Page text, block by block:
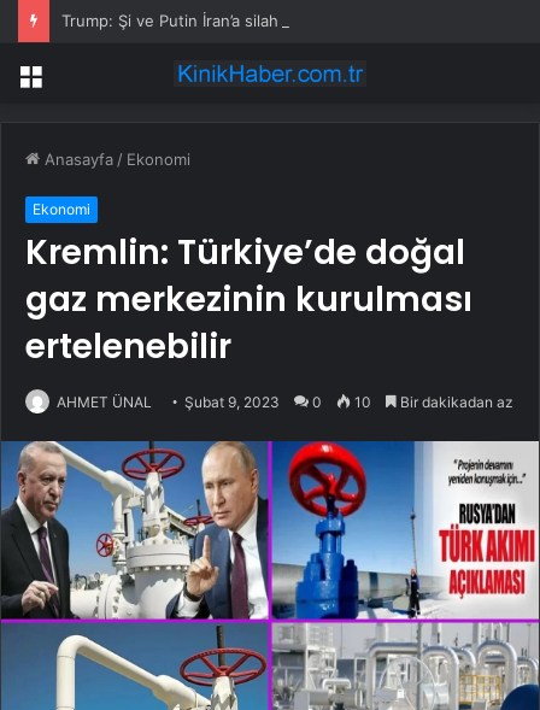
Trump: Şi ve Putin İran’a silah satmayacaklarını söyledi
Menü
Anasayfa / Ekonomi
Ekonomi
Kremlin: Türkiye’de doğal
gaz merkezinin kurulması
ertelenebilir
AHMET ÜNAL Şubat 9, 2023 0 10 Bir dakikadan az